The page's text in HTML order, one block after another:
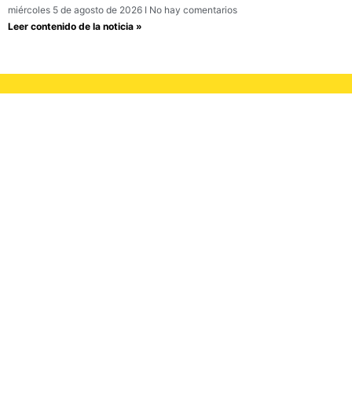
miércoles 5 de agosto de 2026
No hay comentarios
Leer contenido de la noticia »